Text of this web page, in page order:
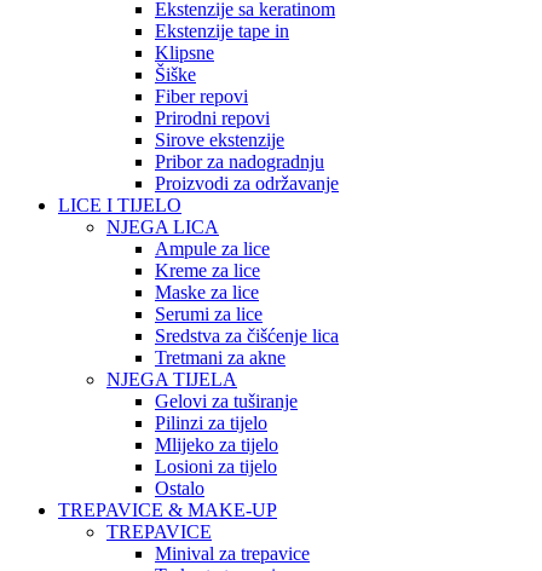
Ekstenzije sa keratinom
Ekstenzije tape in
Klipsne
Šiške
Fiber repovi
Prirodni repovi
Sirove ekstenzije
Pribor za nadogradnju
Proizvodi za održavanje
LICE I TIJELO
NJEGA LICA
Ampule za lice
Kreme za lice
Maske za lice
Serumi za lice
Sredstva za čišćenje lica
Tretmani za akne
NJEGA TIJELA
Gelovi za tuširanje
Pilinzi za tijelo
Mlijeko za tijelo
Losioni za tijelo
Ostalo
TREPAVICE & MAKE-UP
TREPAVICE
Minival za trepavice